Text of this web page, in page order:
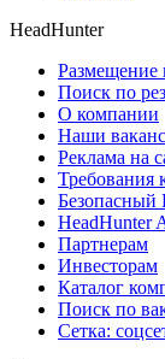
HeadHunter
Размещение
Поиск по
О компании
Наши
Реклама на
Требования
Безопасный
HeadHunter
Партнерам
Инвесторам
Каталог
Поиск по
Сетка: